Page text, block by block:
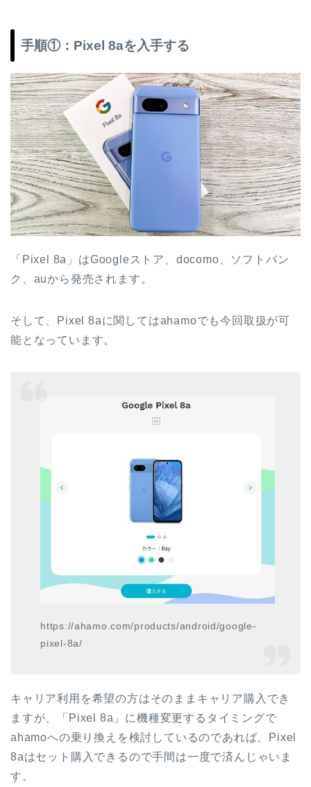
手順①：Pixel 8aを入手する
「Pixel 8a」はGoogleストア、docomo、ソフトバン
ク、auから発売されます。
そして、Pixel 8aに関してはahamoでも今回取扱が可
能となっています。
https://ahamo.com/products/android/google-
pixel-8a/
キャリア利用を希望の方はそのままキャリア購入でき
ますが、「Pixel 8a」に機種変更するタイミングで
ahamoへの乗り換えを検討しているのであれば、Pixel
8aはセット購入できるので手間は一度で済んじゃいま
す。